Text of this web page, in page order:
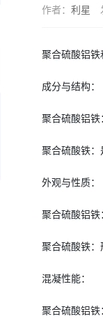
作者： 利星
聚合硫酸铝铁
成分与结构：
聚合硫酸铝铁
聚合硫酸铁：
外观与性质：
聚合硫酸铝铁
聚合硫酸铁：
混凝性能：
聚合硫酸铝